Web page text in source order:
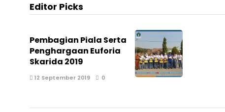
Editor Picks
Pembagian Piala Serta
Penghargaan Euforia
Skarida 2019
12 September 2019 0